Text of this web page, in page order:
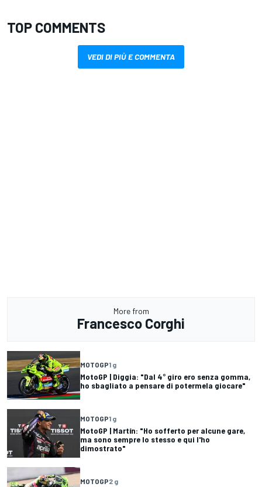
TOP COMMENTS
VEDI DI PIÙ E COMMENTA
More from
Francesco Corghi
MOTOGP1 g
MotoGP | Diggia: "Dal 4° giro ero senza gomma,
ho sbagliato a pensare di potermela giocare"
MOTOGP1 g
MotoGP | Martín: "Ho sofferto per alcune gare,
ma sono sempre lo stesso e qui l'ho
dimostrato"
MOTOGP2 g